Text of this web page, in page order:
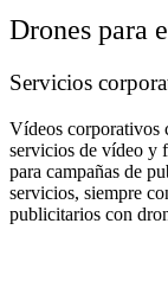
Drones para
Servicios
Vídeos corporativos
servicios de vídeo y
para campañas de
servicios, siempre
publicitarios con